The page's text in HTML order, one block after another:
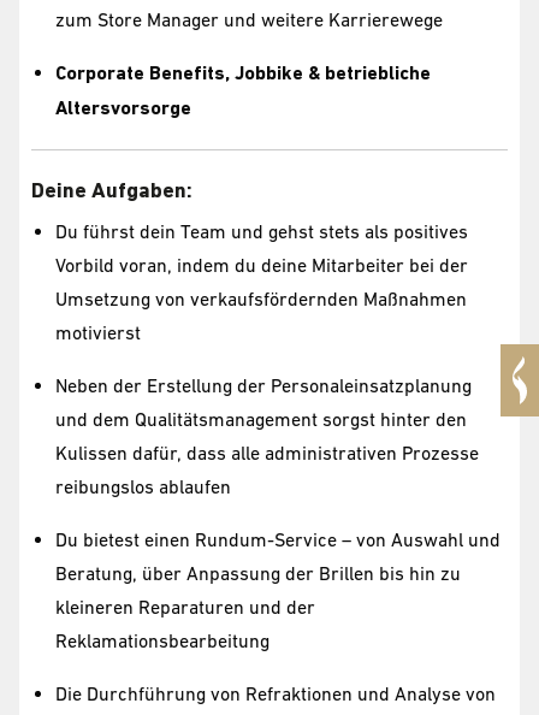
zum Store Manager und weitere Karrierewege
Corporate Benefits, Jobbike & betriebliche
Altersvorsorge
Deine Aufgaben:
Du führst dein Team und gehst stets als positives
Vorbild voran, indem du deine Mitarbeiter bei der
Umsetzung von verkaufsfördernden Maßnahmen
motivierst
Neben der Erstellung der Personaleinsatzplanung
und dem Qualitätsmanagement sorgst hinter den
Kulissen dafür, dass alle administrativen Prozesse
reibungslos ablaufen
Du bietest einen Rundum-Service – von Auswahl und
Beratung, über Anpassung der Brillen bis hin zu
kleineren Reparaturen und der
Reklamationsbearbeitung
Die Durchführung von Refraktionen und Analyse von